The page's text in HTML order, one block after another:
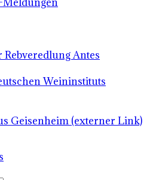
Rebveredlung Antes
Weininstituts
Geisenheim (externer Link)